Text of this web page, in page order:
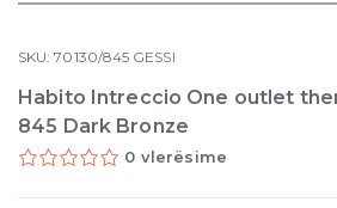
SKU:70130/845 GESSI
Habito Intreccio One outlet
845 Dark Bronze
0 vlerësime